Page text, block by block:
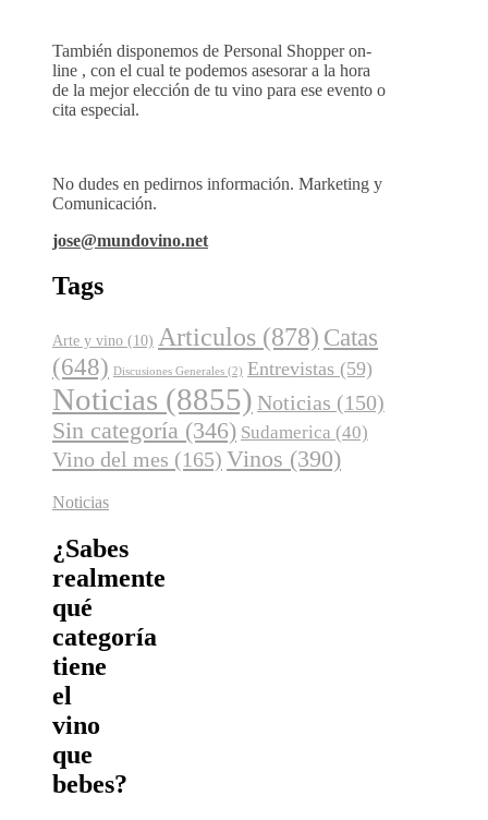
También disponemos de Personal Shopper on-
line , con el cual te podemos asesorar a la hora
de la mejor elección de tu vino para ese evento o
cita especial.
No dudes en pedirnos información. Marketing y
Comunicación.
jose@mundovino.net
Tags
Arte y vino (10) Articulos (878) Catas
(648) Discusiones Generales (2) Entrevistas (59)
Noticias (8855) Noticias (150)
Sin categoría (346) Sudamerica (40)
Vino del mes (165) Vinos (390)
Noticias
¿Sabes
realmente
qué
categoría
tiene
el
vino
que
bebes?